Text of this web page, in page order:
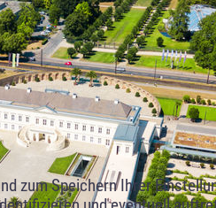
zum Speichern Ihrer